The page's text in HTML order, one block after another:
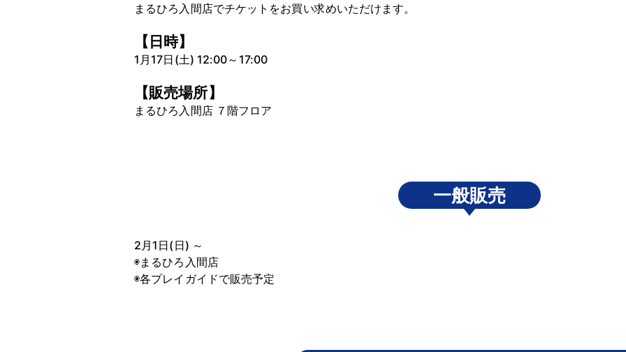
まるひろ入間店でチケットをお買い求めいただけます。
【日時】
1月17日(土) 12:00～17:00
【販売場所】
まるひろ入間店 ７階フロア
一般販売
2月1日(日) ～
◉まるひろ入間店
◉各プレイガイドで販売予定